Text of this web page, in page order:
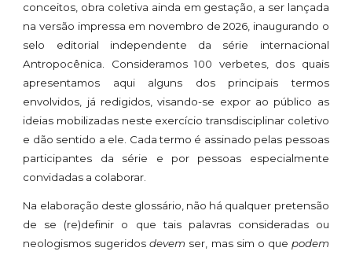
conceitos, obra coletiva ainda em gestação, a ser lançada
na versão impressa em novembro de 2026, inaugurando o
selo editorial independente da série internacional
Antropocênica. Consideramos 100 verbetes, dos quais
apresentamos aqui alguns dos principais termos
envolvidos, já redigidos, visando-se expor ao público as
ideias mobilizadas neste exercício transdisciplinar coletivo
e dão sentido a ele. Cada termo é assinado pelas pessoas
participantes da série e por pessoas especialmente
convidadas a colaborar.
Na elaboração deste glossário, não há qualquer pretensão
de se (re)definir o que tais palavras consideradas ou
neologismos sugeridosdevem ser, mas sim o que podem